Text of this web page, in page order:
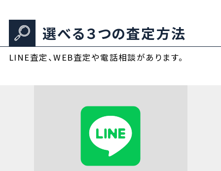
選べる３つの査定方法
LINE査定、WEB査定や電話相談があります。